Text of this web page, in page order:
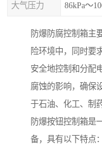
大气压力 86kPa～
防爆防腐控制箱主
险环境中，同时要
安全地控制和分配
腐蚀的影响，确保
于石油、化工、制
防爆按钮控制箱是
备，具有以下特点：